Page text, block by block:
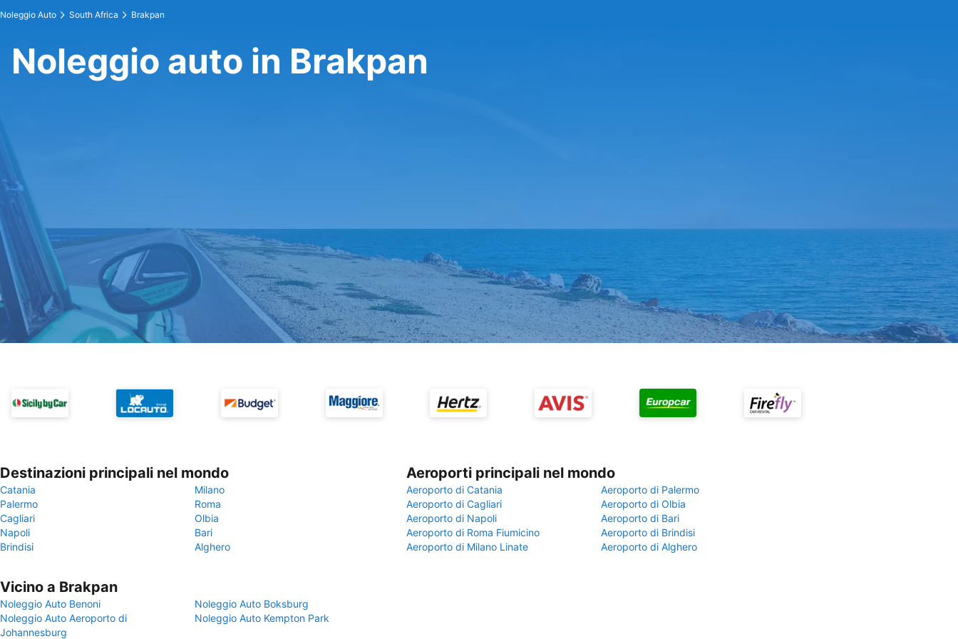
Noleggio Auto South Africa Brakpan
Noleggio auto in Brakpan
Destinazioni principali nel mondo
Catania
Milano
Palermo
Roma
Cagliari
Olbia
Napoli
Bari
Brindisi
Alghero
Aeroporti principali nel mondo
Aeroporto di Catania
Aeroporto di Palermo
Aeroporto di Cagliari
Aeroporto di Olbia
Aeroporto di Napoli
Aeroporto di Bari
Aeroporto di Roma Fiumicino
Aeroporto di Brindisi
Aeroporto di Milano Linate
Aeroporto di Alghero
Vicino a Brakpan
Noleggio Auto Benoni
Noleggio Auto Boksburg
Noleggio Auto Aeroporto di
Johannesburg
Noleggio Auto Kempton Park